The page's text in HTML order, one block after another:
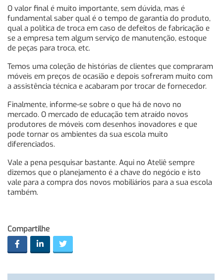
O valor final é muito importante, sem dúvida, mas é
fundamental saber qual é o tempo de garantia do produto,
qual a política de troca em caso de defeitos de fabricação e
se a empresa tem algum serviço de manutenção, estoque
de peças para troca, etc.
Temos uma coleção de histórias de clientes que compraram
móveis em preços de ocasião e depois sofreram muito com
a assistência técnica e acabaram por trocar de fornecedor.
Finalmente, informe-se sobre o que há de novo no
mercado. O mercado de educação tem atraído novos
produtores de móveis com desenhos inovadores e que
pode tornar os ambientes da sua escola muito
diferenciados.
Vale a pena pesquisar bastante. Aqui no Ateliê sempre
dizemos que o planejamento é a chave do negócio e isto
vale para a compra dos novos mobiliários para a sua escola
também.
Compartilhe